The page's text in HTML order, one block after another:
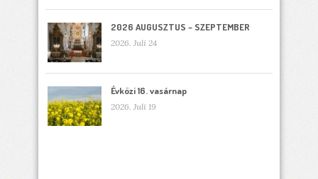
2026 AUGUSZTUS – SZEPTEMBER
2026. Juli 24
Évközi 16. vasárnap
2026. Juli 19